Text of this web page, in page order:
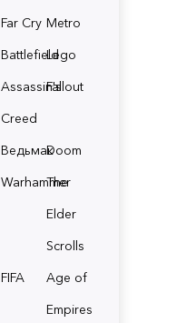
Far Cry Metro
BattlefieldLego
Assassin's
Creed
Fallout
ВедьмакDoom
Warhammer
The
Elder
Scrolls
FIFA
Age of
Empires